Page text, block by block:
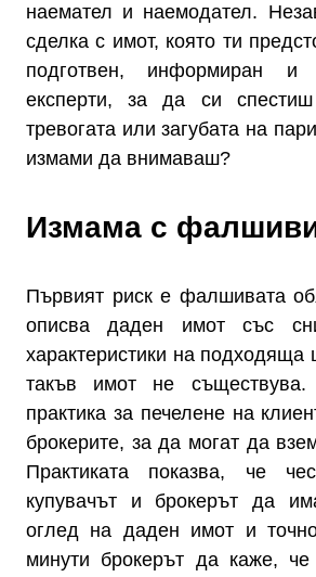
наемател и наемодател.
сделка с имот, която ти
подготвен, информиран и
експерти, за да си спестиш
тревогата или загубата на
измами да внимаваш?
Измама с
Първият риск е фалшивата
описва даден имот със
характеристики на подходяща
такъв имот не
практика за печелене на
брокерите, за да могат да
Практиката показва, че
купувачът и брокерът да
оглед на даден имот и
минути брокерът да каже,